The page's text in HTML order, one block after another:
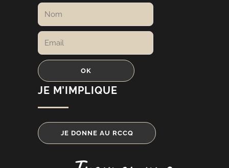
JE M’IMPLIQUE
JE DONNE AU RCCQ